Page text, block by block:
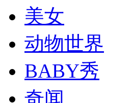
司机酒驾遇交警 急速倒车逃窜
美女
动物世界
BABY秀
奇闻